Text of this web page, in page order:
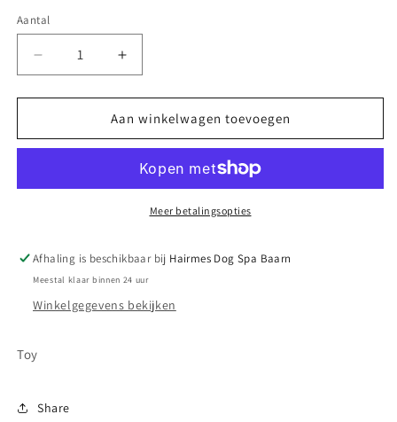
Aantal
Aantal
verlagen
voor
bone
Aantal
verhogen
voor
Ff
bone
Aan winkelwagen toevoegen
Meer betalingsopties
Afhaling is beschikbaar bij Hairmes Dog Spa Baarn
Meestal klaar binnen 24 uur
Winkelgegevens bekijken
Toy
Share